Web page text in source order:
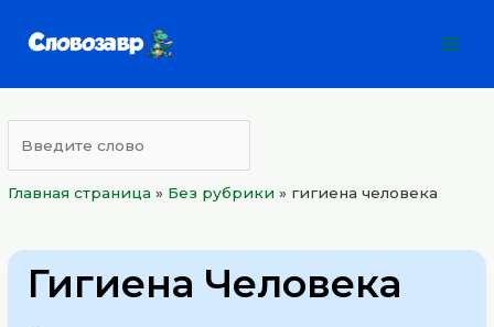
Главная страница » Без рубрики » гигиена человека
Гигиена Человека